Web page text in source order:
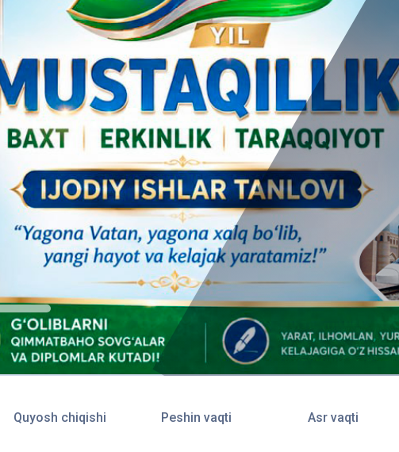
Quyosh chiqishi Peshin vaqti Asr vaqti